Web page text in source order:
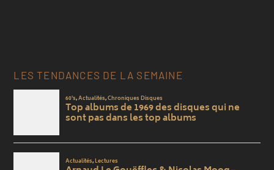
LES TENDANCES DE LA SEMAINE